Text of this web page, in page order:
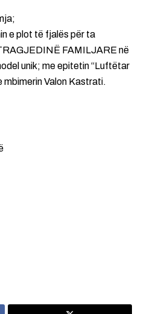
e plot të fjalës për ta
FAMILJARE në
unik; me epitetin “Luftëtar
mbimerin Valon Kastrati.